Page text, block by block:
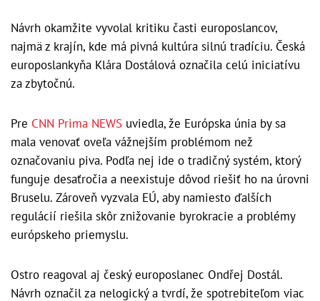
Návrh okamžite vyvolal kritiku časti europoslancov,
najmä z krajín, kde má pivná kultúra silnú tradíciu. Česká
europoslankyňa Klára Dostálová označila celú iniciatívu
za zbytočnú.
Pre CNN Prima NEWS uviedla, že Európska únia by sa
mala venovať oveľa vážnejším problémom než
označovaniu piva. Podľa nej ide o tradičný systém, ktorý
funguje desaťročia a neexistuje dôvod riešiť ho na úrovni
Bruselu. Zároveň vyzvala EÚ, aby namiesto ďalších
regulácií riešila skôr znižovanie byrokracie a problémy
európskeho priemyslu.
Ostro reagoval aj český europoslanec Ondřej Dostál.
Návrh označil za nelogický a tvrdí, že spotrebiteľom viac